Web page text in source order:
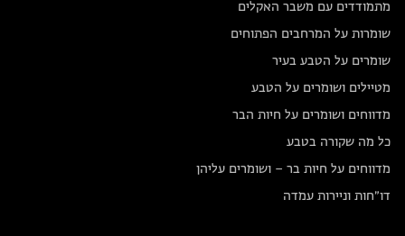
מתמודדים עם משבר האקלים
שומרות על המרחבים הפתוחים
שומרים על הטבע בעיר
מטיילים ושומרים על הטבע
מדווחים ושומרים על חיות הבר
כל מה שקורה בטבע
מדווחים על חיות בר – ושומרים עליהן
דו״חות וניירות עמדה